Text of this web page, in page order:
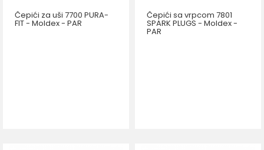
Čepići za uši 7700 PURA-
FIT - Moldex - PAR
Čepići sa vrpcom 7801
SPARK PLUGS - Moldex -
PAR